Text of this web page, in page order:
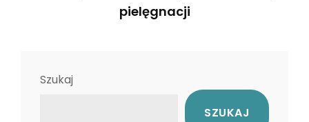
pielęgnacji
Szukaj
SZUKAJ